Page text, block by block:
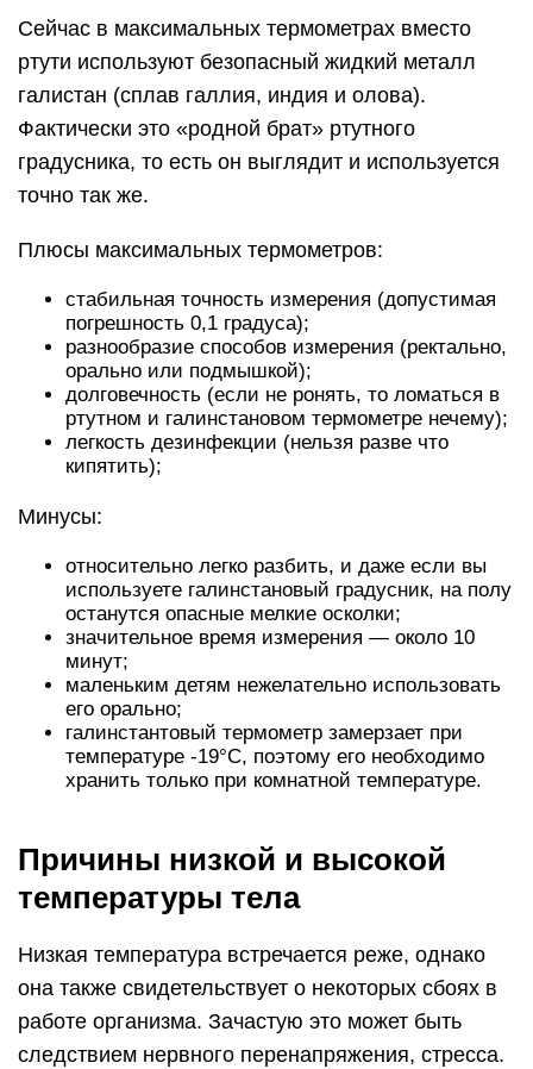
Сейчас в максимальных термометрах вместо
ртути используют безопасный жидкий металл
галистан (сплав галлия, индия и олова).
Фактически это «родной брат» ртутного
градусника, то есть он выглядит и используется
точно так же.
Плюсы максимальных термометров:
стабильная точность измерения (допустимая
погрешность 0,1 градуса);
разнообразие способов измерения (ректально,
орально или подмышкой);
долговечность (если не ронять, то ломаться в
ртутном и галинстановом термометре нечему);
легкость дезинфекции (нельзя разве что
кипятить);
Минусы:
относительно легко разбить, и даже если вы
используете галинстановый градусник, на полу
останутся опасные мелкие осколки;
значительное время измерения — около 10
минут;
маленьким детям нежелательно использовать
его орально;
галинстантовый термометр замерзает при
температуре -19°С, поэтому его необходимо
хранить только при комнатной температуре.
Причины низкой и высокой
температуры тела
Низкая температура встречается реже, однако
она также свидетельствует о некоторых сбоях в
работе организма. Зачастую это может быть
следствием нервного перенапряжения, стресса.